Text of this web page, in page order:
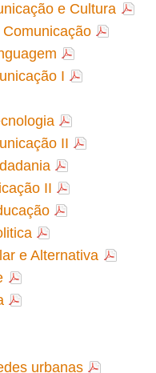
e Cultura
I
II
II
e Alternativa
urbanas